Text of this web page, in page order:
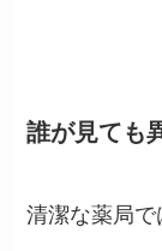
誰が見ても
清潔な薬局で